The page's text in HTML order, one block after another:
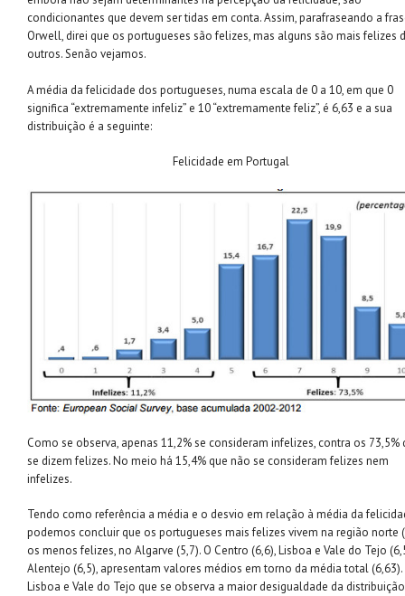
condicionantes que devem ser tidas em conta. Assim, parafraseando a
Orwell, direi que os portugueses são felizes, mas alguns são mais felizes
outros. Senão vejamos.
A média da felicidade dos portugueses, numa escala de 0 a 10, em que 0
significa “extremamente infeliz” e 10 “extremamente feliz”, é 6,63 e a sua
distribuição é a seguinte:
Felicidade em Portugal
Como se observa, apenas 11,2% se consideram infelizes, contra os 73,5%
se dizem felizes. No meio há 15,4% que não se consideram felizes nem
infelizes.
Tendo como referência a média e o desvio em relação à média da
podemos concluir que os portugueses mais felizes vivem na região norte
os menos felizes, no Algarve (5,7). O Centro (6,6), Lisboa e Vale do Tejo
Alentejo (6,5), apresentam valores médios em torno da média total (6,63).
Lisboa e Vale do Tejo que se observa a maior desigualdade da